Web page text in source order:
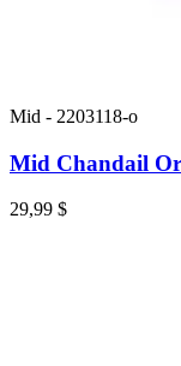
Mid - 2203118-o
Mid Chandail
29,99 $